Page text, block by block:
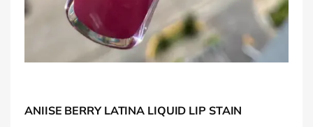
ANIISE BERRY LATINA LIQUID LIP STAIN